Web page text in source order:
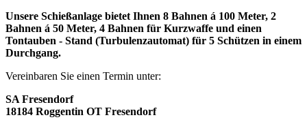
Unsere Schießanlage bietet Ihnen 8 Bahnen á 100 Meter, 2
Bahnen á 50 Meter, 4 Bahnen für Kurzwaffe und einen
Tontauben - Stand (Turbulenzautomat) für 5 Schützen in einem
Durchgang.
Vereinbaren Sie einen Termin unter:
SA Fresendorf
18184 Roggentin OT Fresendorf